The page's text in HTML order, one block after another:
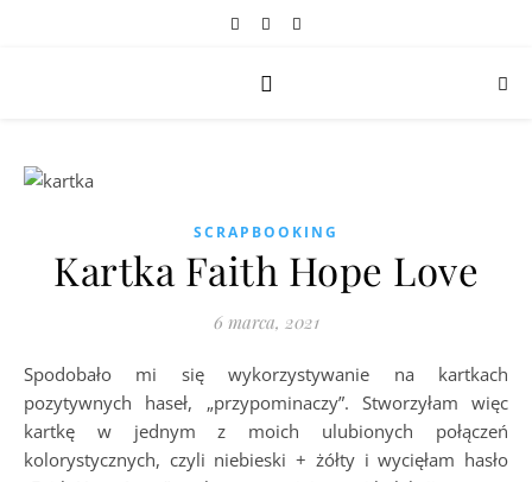
SCRAPBOOKING
Kartka Faith Hope Love
6 marca, 2021
Spodobało mi się wykorzystywanie na kartkach
pozytywnych haseł, „przypominaczy”. Stworzyłam więc
kartkę w jednym z moich ulubionych połączeń
kolorystycznych, czyli niebieski + żółty i wycięłam hasło